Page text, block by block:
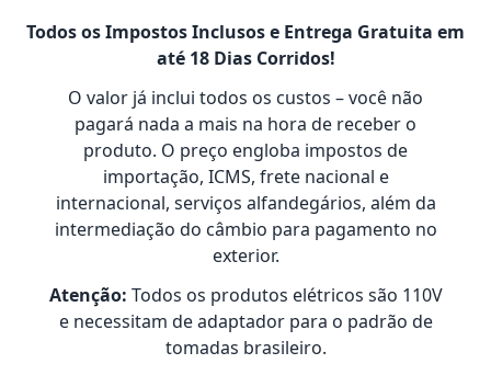
Todos os Impostos Inclusos e Entrega Gratuita em
até 18 Dias Corridos!
O valor já inclui todos os custos – você não
pagará nada a mais na hora de receber o
produto. O preço engloba impostos de
importação, ICMS, frete nacional e
internacional, serviços alfandegários, além da
intermediação do câmbio para pagamento no
exterior.
Atenção: Todos os produtos elétricos são 110V
e necessitam de adaptador para o padrão de
tomadas brasileiro.